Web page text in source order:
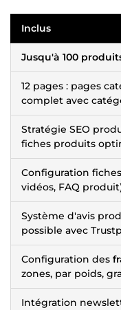
Inclus
Jusqu'à 100
12 pages : pages
complet avec
Stratégie SEO
fiches produits
Configuration
vidéos, FAQ
Système d'avis
possible avec
Configuration des
zones, par poids,
Intégration